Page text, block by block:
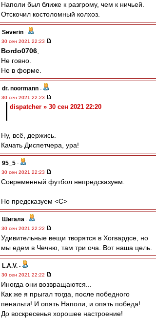
Наполи был ближе к разгрому, чем к ничьей.
Отскочил костоломный колхоз.
Severin -
30 сен 2021 22:23
Bordo0706
Не говно.
Не в форме.
dr. noormann -
30 сен 2021 22:23
dispatcher » 30 сен 2021 22:20
Ну, всё, держись.
Качать Диспетчера, ура!
95_5 -
30 сен 2021 22:23
Современный футбол непредсказуем.
Но предсказуем <C>
Шигала -
30 сен 2021 22:22
Удивительные вещи творятся в Хогвардсе, но
мы едем в Чечню, там три оча. Вот наша цель.
L.А.V. -
30 сен 2021 22:22
Иногда они возвращаются...
Как же я прыгал тогда, после победного
пенальти! И опять Наполи, и опять победа!
До воскресенья хорошее настроение!